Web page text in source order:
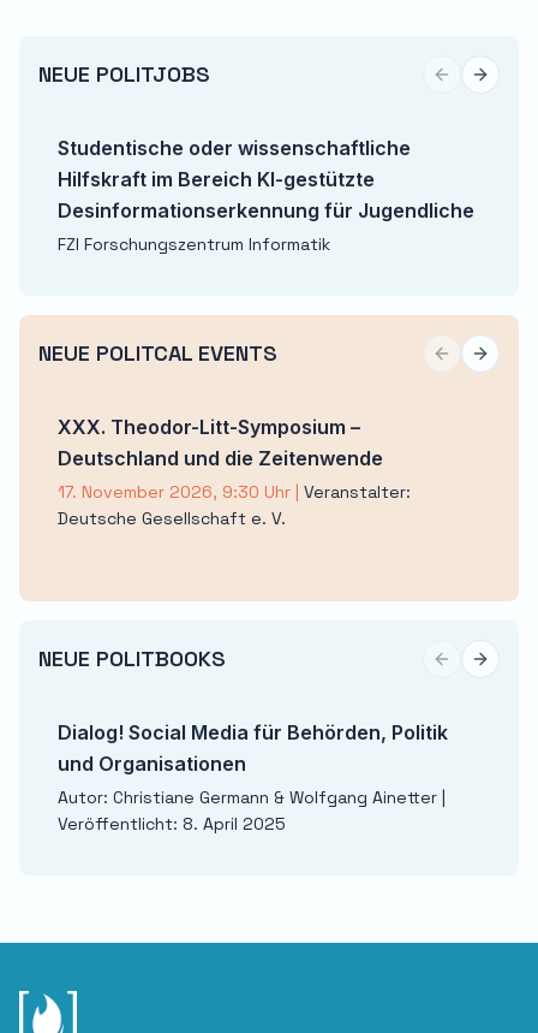
NEUE POLITJOBS Previous
Next
Studentische oder wissenschaftliche
Hilfskraft im Bereich KI-gestützte
Desinformationserkennung für Jugendliche
FZI Forschungszentrum Informatik
NEUE POLITCAL EVENTS Previous
Next
XXX. Theodor-Litt-Symposium –
Deutschland und die Zeitenwende
17. November 2026, 9:30 Uhr | Veranstalter:
Deutsche Gesellschaft e. V.
NEUE POLITBOOKS Previous
Next
Dialog! Social Media für Behörden, Politik
und Organisationen
Autor: Christiane Germann & Wolfgang Ainetter |
Veröffentlicht: 8. April 2025